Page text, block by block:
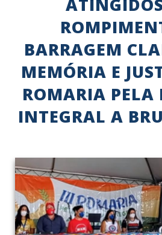
BARRAGEM
MEMÓRIA E
ROMARIA PELA
INTEGRAL A